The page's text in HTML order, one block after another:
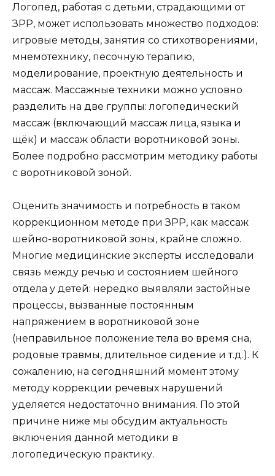
Логопед, работая с детьми, страдающими от
ЗРР, может использовать множество подходов:
игровые методы, занятия со стихотворениями,
мнемотехнику, песочную терапию,
моделирование, проектную деятельность и
массаж. Массажные техники можно условно
разделить на две группы: логопедический
массаж (включающий массаж лица, языка и
щёк) и массаж области воротниковой зоны.
Более подробно рассмотрим методику работы
с воротниковой зоной.
Оценить значимость и потребность в таком
коррекционном методе при ЗРР, как массаж
шейно-воротниковой зоны, крайне сложно.
Многие медицинские эксперты исследовали
связь между речью и состоянием шейного
отдела у детей: нередко выявляли застойные
процессы, вызванные постоянным
напряжением в воротниковой зоне
(неправильное положение тела во время сна,
родовые травмы, длительное сидение и т.д.). К
сожалению, на сегодняшний момент этому
методу коррекции речевых нарушений
уделяется недостаточно внимания. По этой
причине ниже мы обсудим актуальность
включения данной методики в
логопедическую практику.